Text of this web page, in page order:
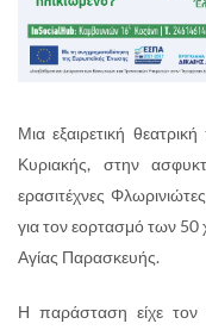
Μια εξαιρετική
Κυριακής, στην
ερασιτέχνες
για τον εορτασμό των
Αγίας Παρασκευής.
Η παράσταση είχε τον